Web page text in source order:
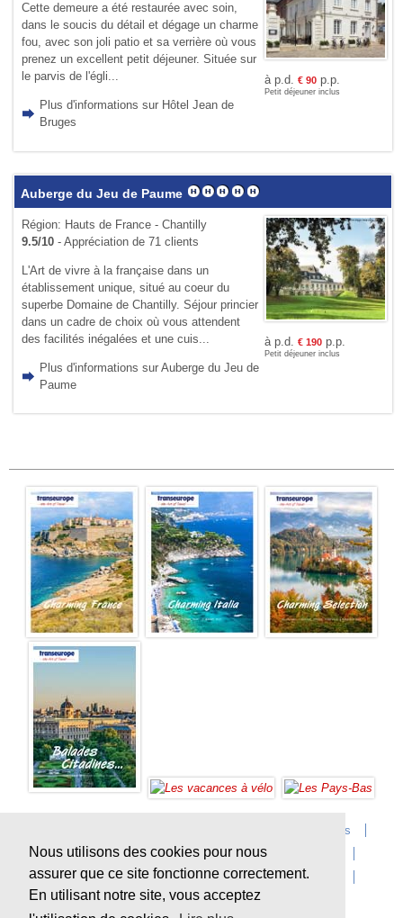
Nous utilisons des cookies pour nous
assurer que ce site fonctionne correctement.
En utilisant notre site, vous acceptez
Cette demeure a été restaurée avec soin,
dans le soucis du détail et dégage un charme
fou, avec son joli patio et sa verrière où vous
prenez un excellent petit déjeuner. Située sur
le parvis de l'égli...
Plus d'informations sur Hôtel Jean de
Bruges
à p.d. € 90p.p.
Petit déjeuner inclus
Auberge du Jeu de Paume
Région: Hauts de France - Chantilly
9.5/10- Appréciation de 71 clients
L'Art de vivre à la française dans un
établissement unique, situé au coeur du
superbe Domaine de Chantilly. Séjour princier
dans un cadre de choix où vous attendent
des facilités inégalées et une cuis...
Plus d'informations sur Auberge du Jeu de
Paume
à p.d. € 190p.p.
Petit déjeuner inclus
Postes vacants
Contact
Questions? Agences
Conditions de voyage
Assurances
privacy
Durabilité